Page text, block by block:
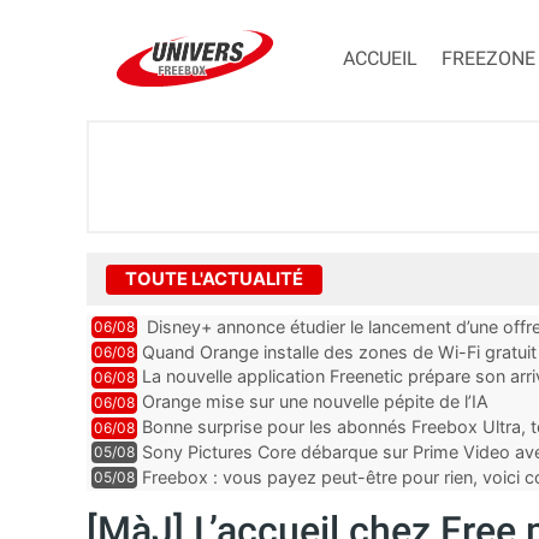
ACCUEIL FREEZONE
TOUTE L'ACTUALITÉ
06/08 Disney+ annonce étudier le lancement d’une
06/08 Quand Orange installe des zones de Wi-Fi
06/08 La nouvelle application Freenetic prépare son
abonnés Freebox, testez la
06/08 Orange mise sur une nouvelle pépite de l’IA
06/08 Bonne surprise pour les abonnés Freebox Ultra,
inclus
05/08 Sony Pictures Core débarque sur Prime Video
05/08 Freebox : vous payez peut-être pour rien, voici